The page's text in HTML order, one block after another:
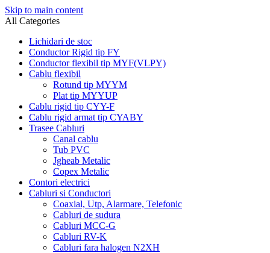
Skip to main content
All Categories
Lichidari de stoc
Conductor Rigid tip FY
Conductor flexibil tip MYF(VLPY)
Cablu flexibil
Rotund tip MYYM
Plat tip MYYUP
Cablu rigid tip CYY-F
Cablu rigid armat tip CYABY
Trasee Cabluri
Canal cablu
Tub PVC
Jgheab Metalic
Copex Metalic
Contori electrici
Cabluri si Conductori
Coaxial, Utp, Alarmare, Telefonic
Cabluri de sudura
Cabluri MCC-G
Cabluri RV-K
Cabluri fara halogen N2XH